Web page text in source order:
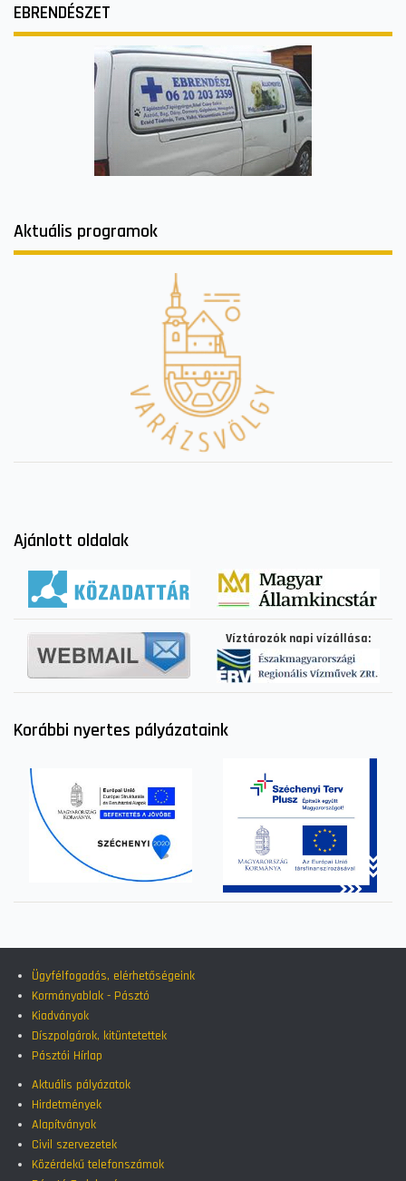
EBRENDÉSZET
Aktuális programok
Ajánlott oldalak
Víztározók napi vízállása:
Korábbi nyertes pályázataink
Ügyfélfogadás, elérhetőségeink
Kormányablak - Pásztó
Kiadványok
Díszpolgárok, kitüntetettek
Pásztói Hírlap
Aktuális pályázatok
Hirdetmények
Alapítványok
Civil szervezetek
Közérdekű telefonszámok